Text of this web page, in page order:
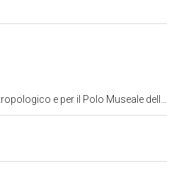
di Venezia e dei comuni della gronda lagunare